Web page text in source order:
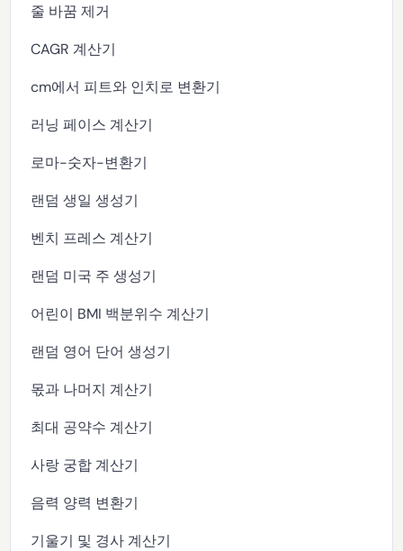
줄 바꿈 제거
CAGR 계산기
cm에서 피트와 인치로 변환기
러닝 페이스 계산기
로마-숫자-변환기
랜덤 생일 생성기
벤치 프레스 계산기
랜덤 미국 주 생성기
어린이 BMI 백분위수 계산기
랜덤 영어 단어 생성기
몫과 나머지 계산기
최대 공약수 계산기
사랑 궁합 계산기
음력 양력 변환기
기울기 및 경사 계산기